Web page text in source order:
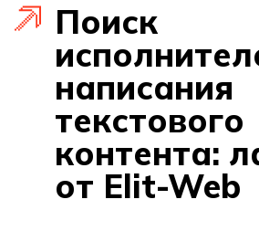
Поиск
написания
текстового
контента:
от Elit-Web